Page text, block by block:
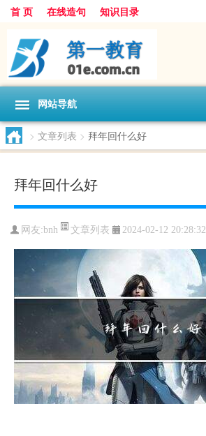
首 页 在线造句 知识目录
网站导航
> 文章列表 > 拜年回什么好
拜年回什么好
网友:bnh 文章列表 2024-02-12 20:28:32